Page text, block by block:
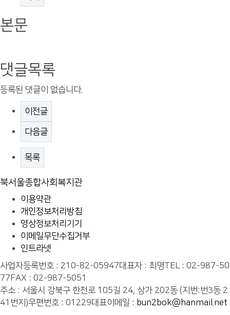
본문
댓글목록
등록된 댓글이 없습니다.
이전글
다음글
목록
북서울종합사회복지관
이용약관
개인정보처리방침
영상정보처리기기
이메일무단수집거부
인트라넷
사업자등록번호 : 210-82-05947대표자 : 최명TEL : 02-987-50
77 FAX : 02-987-5051
주소 : 서울시 강북구 한천로 105길 24, 상가 202동 (지번:번3동 2
41번지)우편번호 : 01229대표이메일 : bun2bok@hanmail.net